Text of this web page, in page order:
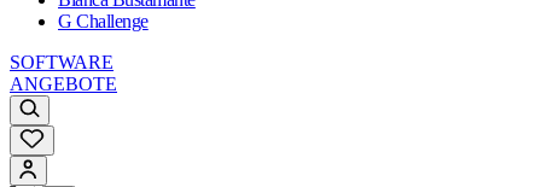
G Challenge
SOFTWARE
ANGEBOTE